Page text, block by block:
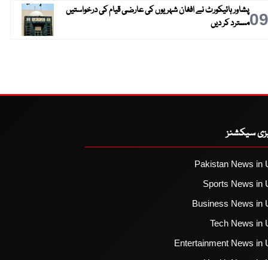
09پشاور ہائیکورٹ نے افغان شہریوں کی عارضی قیام کی درخواستیں
مسترد کر دیں
سیکشنز
Pakistan News in
Sports News in
Business News in
Tech News in
Entertainment News in